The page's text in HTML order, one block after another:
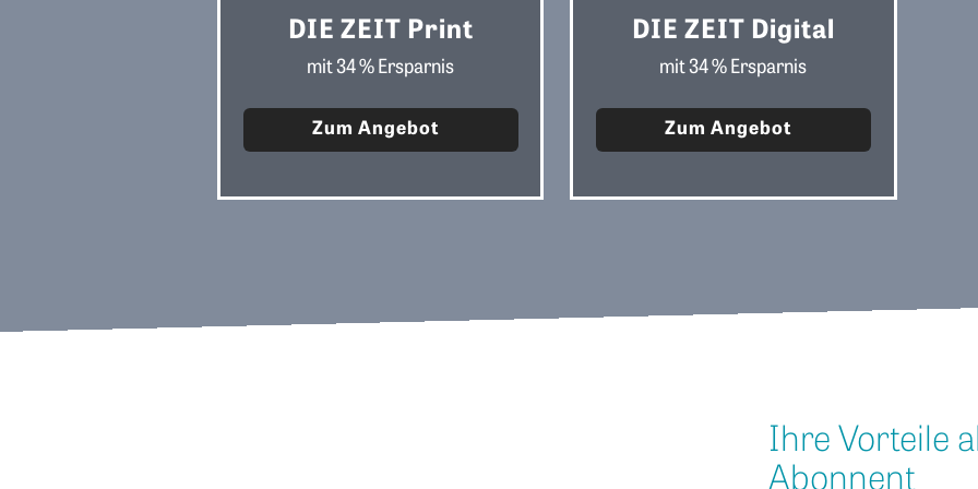
DIE ZEIT Print
mit 34 % Ersparnis
Zum Angebot
DIE ZEIT Digital
mit 34 % Ersparnis
Zum Angebot
Ihre Vorteile